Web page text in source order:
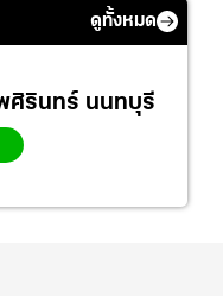
กำลังใจ ก่อนที่สาว
ดูทั้งหมด
ศิรินทร์ นนทบุรี